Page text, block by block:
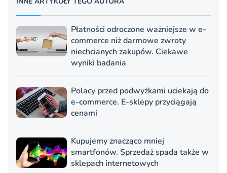
Płatności odroczone ważniejsze w e-
commerce niż darmowe zwroty
niechcianych zakupów. Ciekawe
wyniki badania
Polacy przed podwyżkami uciekają do
e-commerce. E-sklepy przyciągają
cenami
Kupujemy znacząco mniej
smartfonów. Sprzedaż spada także w
sklepach internetowych